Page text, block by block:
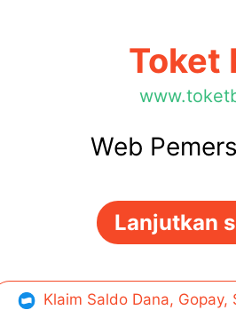
Toket
Web
Lanjutkan
Klaim Saldo Dana, Gopay,